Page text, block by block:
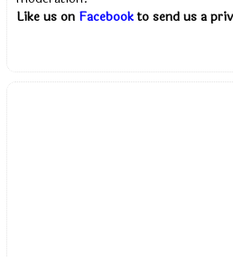
Like us on Facebookto send us a